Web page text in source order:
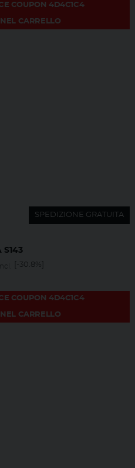
COUPON 4D4C1C4
CARRELLO
SPEDIZIONE GRATUITA
S143
[-30.8%]
COUPON 4D4C1C4
CARRELLO